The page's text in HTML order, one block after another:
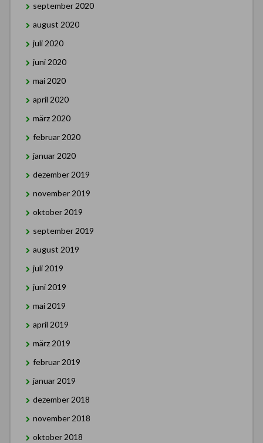
september 2020
august 2020
juli 2020
juni 2020
mai 2020
april 2020
märz 2020
februar 2020
januar 2020
dezember 2019
november 2019
oktober 2019
september 2019
august 2019
juli 2019
juni 2019
mai 2019
april 2019
märz 2019
februar 2019
januar 2019
dezember 2018
november 2018
oktober 2018